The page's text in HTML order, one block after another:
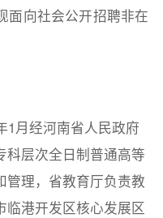
面向社会公开招聘非在
1月经河南省人民政府
科层次全日制普通高等
管理，省教育厅负责教
临港开发区核心发展区